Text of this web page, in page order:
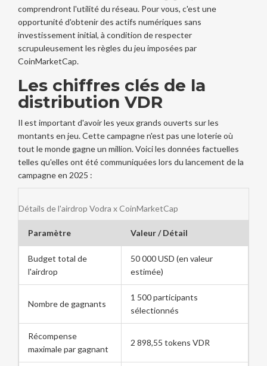
comprendront l'utilité du réseau. Pour vous, c'est une
opportunité d'obtenir des actifs numériques sans
investissement initial, à condition de respecter
scrupuleusement les règles du jeu imposées par
CoinMarketCap.
Les chiffres clés de la
distribution VDR
Il est important d'avoir les yeux grands ouverts sur les
montants en jeu. Cette campagne n'est pas une loterie où
tout le monde gagne un million. Voici les données factuelles
telles qu'elles ont été communiquées lors du lancement de la
campagne en 2025 :
Détails de l'airdrop Vodra x CoinMarketCap
Paramètre Valeur / Détail
Budget total de
l'airdrop
50 000 USD (en valeur
estimée)
Nombre de gagnants
1 500 participants
sélectionnés
Récompense
maximale par gagnant
2 898,55 tokens VDR